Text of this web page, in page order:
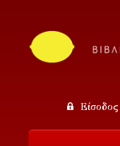
Είσοδος